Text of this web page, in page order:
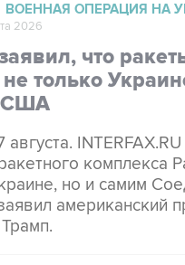
ВОЕННАЯ ОПЕРАЦИЯ НА
2026
что
только
США
августа.
комплекса
но и самим
американский